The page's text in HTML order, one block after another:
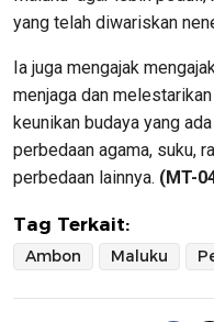
yang telah diwariskan
Ia juga mengajak
menjaga dan
keunikan budaya yang
perbedaan agama, suku,
perbedaan lainnya. (MT-
Tag Terkait:
Ambon Maluku